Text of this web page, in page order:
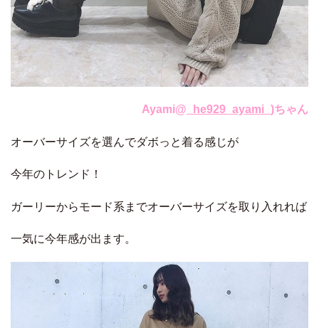
Ayami@ _he929_ayami_ )ちゃん
オーバーサイズを選んでダボっと着る感じが
今年のトレンド！
ガーリーからモード系までオーバーサイズを取り入れれば
一気に今年感が出ます。